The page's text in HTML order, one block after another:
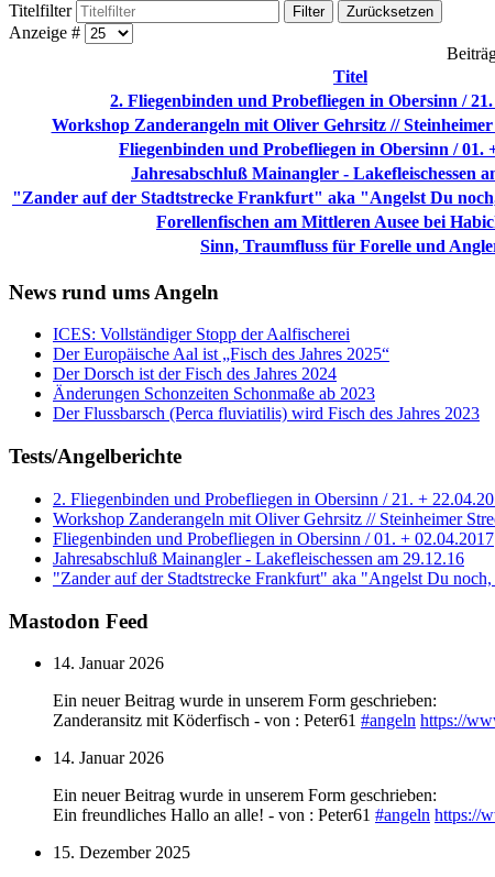
Titelfilter
Filter Zurücksetzen
Anzeige #
Titel
2. Fliegenbinden und Probefliegen in Obersinn / 21.
Workshop Zanderangeln mit Oliver Gehrsitz // Steinheimer
Fliegenbinden und Probefliegen in Obersinn / 01.
Jahresabschluß Mainangler - Lakefleischessen
"Zander auf der Stadtstrecke Frankfurt" aka "Angelst Du
Forellenfischen am Mittleren Ausee bei
Sinn, Traumfluss für Forelle und
News rund ums Angeln
ICES: Vollständiger Stopp der Aalfischerei
Der Europäische Aal ist „Fisch des Jahres 2025“
Der Dorsch ist der Fisch des Jahres 2024
Änderungen Schonzeiten Schonmaße ab 2023
Der Flussbarsch (Perca fluviatilis) wird Fisch des Jahres 2023
Tests/Angelberichte
2. Fliegenbinden und Probefliegen in Obersinn / 21. +
Workshop Zanderangeln mit Oliver Gehrsitz // Steinheimer
Fliegenbinden und Probefliegen in Obersinn / 01. + 02.04.2017
Jahresabschluß Mainangler - Lakefleischessen am 29.12.16
"Zander auf der Stadtstrecke Frankfurt" aka "Angelst Du
Mastodon Feed
14. Januar 2026
Ein neuer Beitrag wurde in unserem Form geschrieben:
Zanderansitz mit Köderfisch - von : Peter61 #angeln https://
14. Januar 2026
Ein neuer Beitrag wurde in unserem Form geschrieben:
Ein freundliches Hallo an alle! - von : Peter61 #angeln https://
15. Dezember 2025